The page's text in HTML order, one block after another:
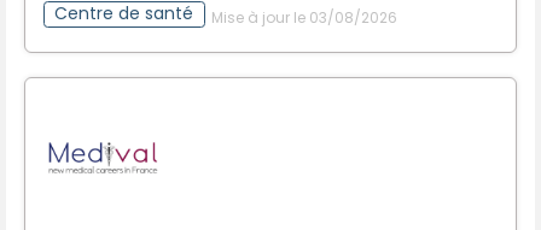
Centre de santé
Mise à jour le 03/08/2026